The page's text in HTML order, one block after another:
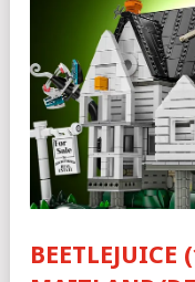
BEETLEJUICE